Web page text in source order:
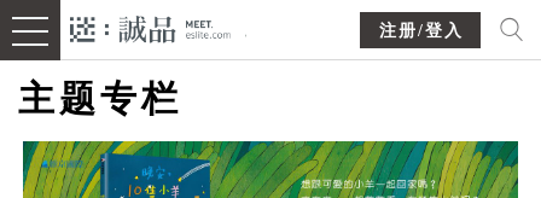
注册/登入
主题专栏